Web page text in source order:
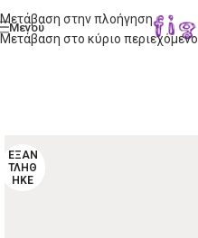
Μετάβαση στην πλοήγηση
Μετάβαση στο κύριο περιεχόμενο
Μενού
ΕΞΑΝ
ΤΛΉΘ
ΗΚΕ